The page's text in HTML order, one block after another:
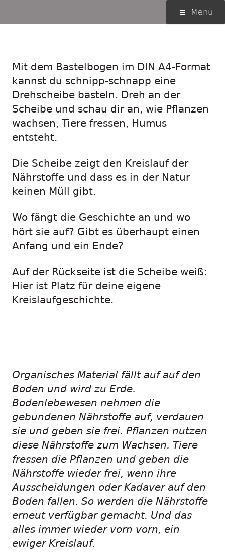
Menü
Menü
Mit dem Bastelbogen im DIN A4-Format
kannst du schnipp-schnapp eine
Drehscheibe basteln. Dreh an der
Scheibe und schau dir an, wie Pflanzen
wachsen, Tiere fressen, Humus
entsteht.
Die Scheibe zeigt den Kreislauf der
Nährstoffe und dass es in der Natur
keinen Müll gibt.
Wo fängt die Geschichte an und wo
hört sie auf? Gibt es überhaupt einen
Anfang und ein Ende?
Auf der Rückseite ist die Scheibe weiß:
Hier ist Platz für deine eigene
Kreislaufgeschichte.
Organisches Material fällt auf auf den
Boden und wird zu Erde.
Bodenlebewesen nehmen die
gebundenen Nährstoffe auf, verdauen
sie und geben sie frei. Pflanzen nutzen
diese Nährstoffe zum Wachsen. Tiere
fressen die Pflanzen und geben die
Nährstoffe wieder frei, wenn ihre
Ausscheidungen oder Kadaver auf den
Boden fallen. So werden die Nährstoffe
erneut verfügbar gemacht. Und das
alles immer wieder vorn vorn, ein
ewiger Kreislauf.